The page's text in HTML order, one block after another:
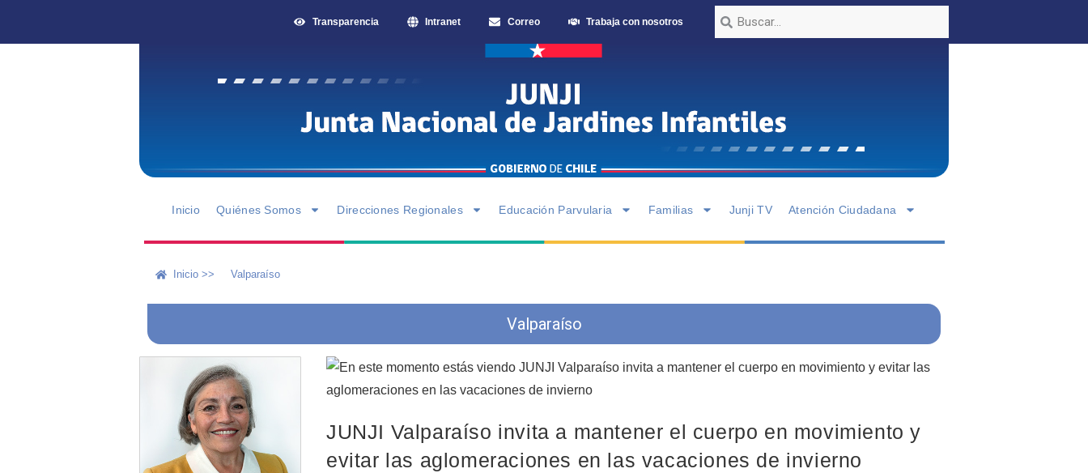
Transparencia Intranet Correo Trabaja con nosotros
Inicio Quiénes Somos Direcciones Regionales Educación Parvularia Familias Junji TV Atención Ciudadana
Inicio >> Valparaíso
Valparaíso
JUNJI Valparaíso invita a mantener el cuerpo en movimiento y
evitar las aglomeraciones en las vacaciones de invierno